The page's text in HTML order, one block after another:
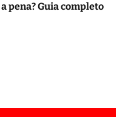
pena? Guia completo